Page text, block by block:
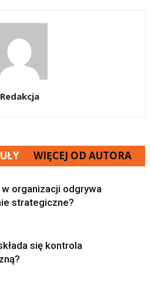
Redakcja
WIĘCEJ OD AUTORA
organizacji odgrywa
strategiczne?
się kontrola